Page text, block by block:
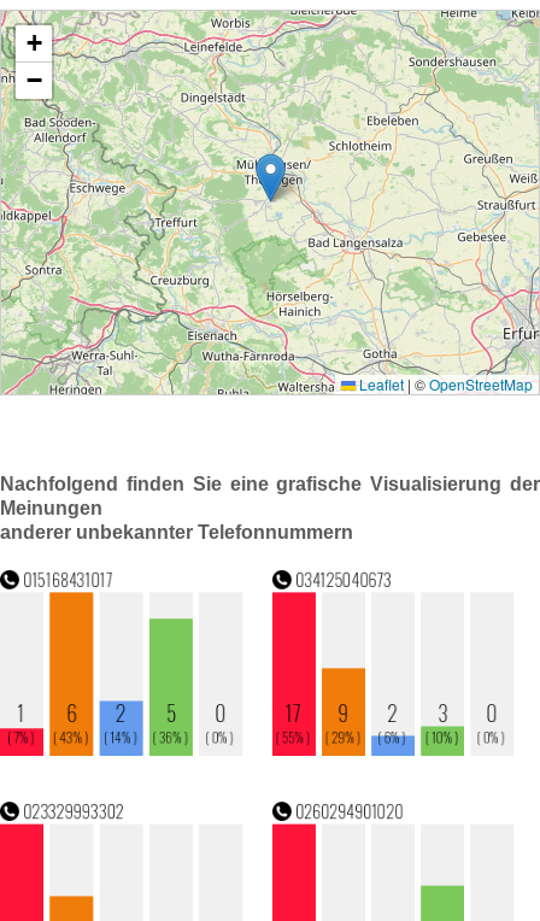
Nachfolgend finden Sie eine grafische Visualisierung der
Meinungen
anderer unbekannter Telefonnummern